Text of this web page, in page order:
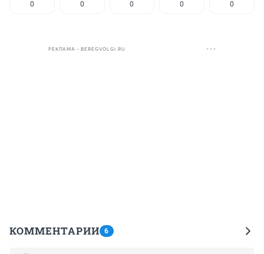
0 0 0 0 0
РЕКЛАМА • BEREGVOLGI.RU
КОММЕНТАРИИ 6